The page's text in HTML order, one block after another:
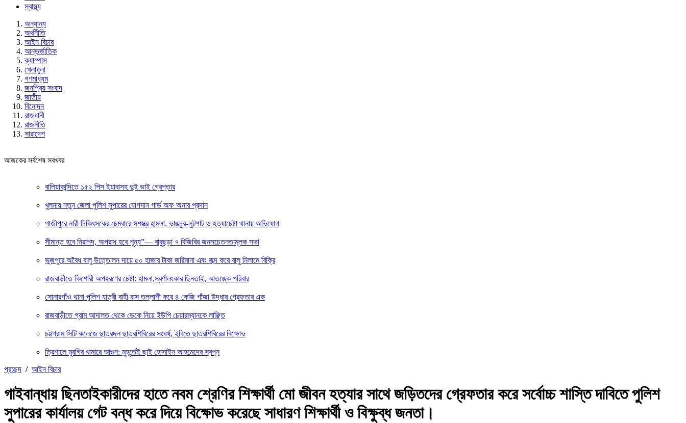
স্বাস্থ্য
অন্যান্য
অর্থনীতি
আইন বিচার
আন্তর্জাতিক
ক্যাম্পাস
খেলাধুলা
গণমাধ্যম
জনপ্রিয় সংবাদ
জাতীয়
বিনোদন
রাজধানী
রাজনীতি
সারাদেশ
আজকের সর্বশেষ সবখবর
বালিয়াকান্দিতে ১৫২ পিস ইয়াবাসহ দুই ভাই গ্রেপ্তার
খুলনায় নতুন জেলা পুলিশ সুপারের যোগদান গার্ড অফ অনার প্রদান
গাজীপুরে নারী চিকিৎসকের চেম্বারে সশস্ত্র হামলা, ভাঙচুর-লুটপাট ও হত্যাচেষ্টা থানায় অভিযোগ
সীমান্ত হবে নিরাপদ, অপরাধ হবে শূন্য”— বাবুছড়া ৭ বিজিবির জনসচেতনতামূলক সভা
ভুজপুরে অবৈধ বালু উত্তোলন দায়ে ৫০ হাজার টাকা জরিমানা এবং জব্দ করে বালু নিলামে বিক্রি
রাজবাড়ীতে কিশোরী অপহরণের চেষ্টা: হামলা,স্বর্ণালংকার ছিনতাই, আতঙ্কে পরিবার
সোনারগাঁও থানা পুলিশ যাত্রী বাহী বাস তল্লাশী করে ৪ কেজি গাঁজা উদ্ধার গ্রেফতার এক
রাজবাড়ীতে গ্রাম আদালত থেকে ডেকে নিয়ে ইউপি চেয়ারম্যানকে লাঞ্ছিত
চট্টগ্রাম সিটি কলেজে ছাত্রদল ছাত্রশিবিরের সংঘর্ষ, ইবিতে ছাত্রশিবিরের বিক্ষোভ
ত্রিশালে মুরগির খামারে আগুন: মুহূর্তেই ছাই হোসাইন আহমেদের স্বপ্ন
প্রচ্ছদ / আইন বিচার
গাইবান্ধায় ছিনতাইকারীদের হাতে নবম শ্রেণির শিক্ষার্থী মো জীবন হত্যার সাথে জড়িতদের গ্রেফতার করে সর্বোচ্চ শাস্তি দাবিতে পুলিশ
সুপারের কার্যালয় গেট বন্ধ করে দিয়ে বিক্ষোভ করেছে সাধারণ শিক্ষার্থী ও বিক্ষুব্ধ জনতা।